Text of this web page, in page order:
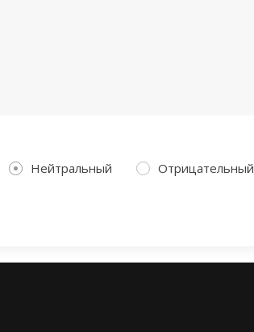
Нейтральный Отрицательный